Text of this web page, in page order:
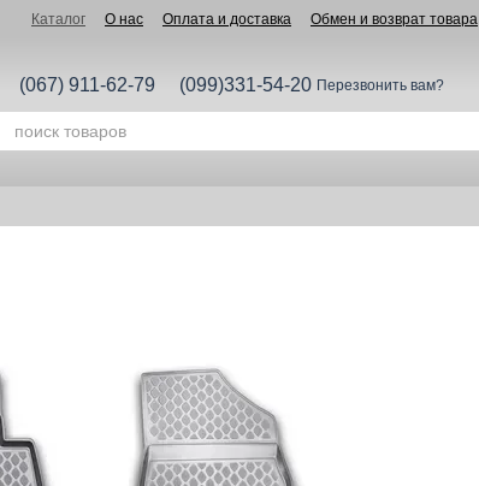
Каталог О нас Оплата и доставка Обмен и возврат товара
(067) 911-62-79 (099)331-54-20 Перезвонить вам?